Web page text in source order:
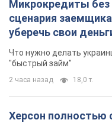
Микрокредиты
сценария
уберечь свои
Что нужно делать
"быстрый займ"
2 часа назад 18,0 т.
Херсон полностью